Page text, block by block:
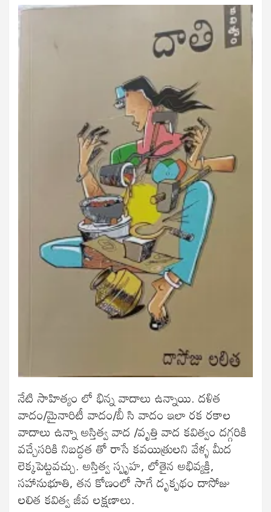
నేటి సాహిత్యం లో భిన్న వాదాలు ఉన్నాయి. దళిత
వాదం/మైనారిటీ వాదం/బీ సి వాదం ఇలా రక రకాల
వాదాలు ఉన్నా అస్తిత్వ వాద /వృత్తి వాద కవిత్వం దగ్గరికి
వచ్చేసరికి నిబద్ధత తో రాసే కవయిత్రులని వేళ్ళ మీద
లెక్కపెట్టవచ్చు. అస్తిత్వ స్పృహ, లోతైన అభివ్యక్తి,
సహానుభూతి, తన కోణంలో సాగే దృక్పథం దాసోజు
లలిత కవిత్వ జీవ లక్షణాలు.